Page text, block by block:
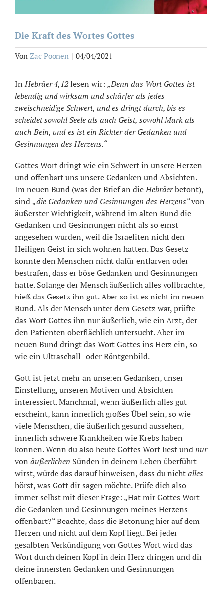
Die Kraft des Wortes Gottes
Von Zac Poonen | 04/04/2021
InHebräer 4,12lesen wir: „Denn das Wort Gottes ist
lebendig und wirksam und schärfer als jedes
zweischneidige Schwert, und es dringt durch, bis es
scheidet sowohl Seele als auch Geist, sowohl Mark als
auch Bein, und es ist ein Richter der Gedanken und
Gesinnungen des Herzens.“
Gottes Wort dringt wie ein Schwert in unsere Herzen
und offenbart uns unsere Gedanken und Absichten.
Im neuen Bund (was der Brief an dieHebräerbetont),
sind„die Gedanken und Gesinnungen des Herzens“von
äußerster Wichtigkeit, während im alten Bund die
Gedanken und Gesinnungen nicht als so ernst
angesehen wurden, weil die Israeliten nicht den
Heiligen Geist in sich wohnen hatten. Das Gesetz
konnte den Menschen nicht dafür entlarven oder
bestrafen, dass er böse Gedanken und Gesinnungen
hatte. Solange der Mensch äußerlich alles vollbrachte,
hieß das Gesetz ihn gut. Aber so ist es nicht im neuen
Bund. Als der Mensch unter dem Gesetz war, prüfte
das Wort Gottes ihn nur äußerlich, wie ein Arzt, der
den Patienten oberflächlich untersucht. Aber im
neuen Bund dringt das Wort Gottes ins Herz ein, so
wie ein Ultraschall- oder Röntgenbild.
Gott ist jetzt mehr an unseren Gedanken, unser
Einstellung, unseren Motiven und Absichten
interessiert. Manchmal, wenn äußerlich alles gut
erscheint, kann innerlich großes Übel sein, so wie
viele Menschen, die äußerlich gesund aussehen,
innerlich schwere Krankheiten wie Krebs haben
können. Wenn du also heute Gottes Wort liest undnur
von äußerlichen Sünden in deinem Leben überführt
wirst, würde das darauf hinweisen, dass du nichtalles
hörst, was Gott dir sagen möchte. Prüfe dich also
immer selbst mit dieser Frage: „Hat mir Gottes Wort
die Gedanken und Gesinnungen meines Herzens
offenbart?“ Beachte, dass die Betonung hier auf dem
Herzen und nicht auf dem Kopf liegt. Bei jeder
gesalbten Verkündigung von Gottes Wort wird das
Wort durch deinen Kopf in dein Herz dringen und dir
deine innersten Gedanken und Gesinnungen
offenbaren.